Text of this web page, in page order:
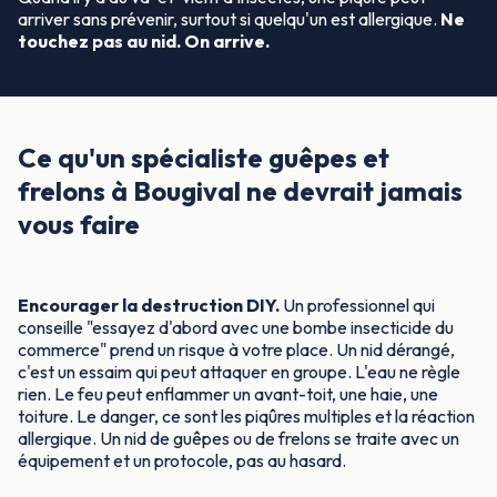
arriver sans prévenir, surtout si quelqu'un est allergique. Ne
touchez pas au nid. On arrive.
Ce qu'un spécialiste guêpes et
frelons à Bougival ne devrait jamais
vous faire
Encourager la destruction DIY. Un professionnel qui
conseille "essayez d'abord avec une bombe insecticide du
commerce" prend un risque à votre place. Un nid dérangé,
c'est un essaim qui peut attaquer en groupe. L'eau ne règle
rien. Le feu peut enflammer un avant-toit, une haie, une
toiture. Le danger, ce sont les piqûres multiples et la réaction
allergique. Un nid de guêpes ou de frelons se traite avec un
équipement et un protocole, pas au hasard.